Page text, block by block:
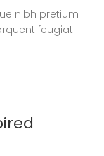
nibh pretium
feugiat